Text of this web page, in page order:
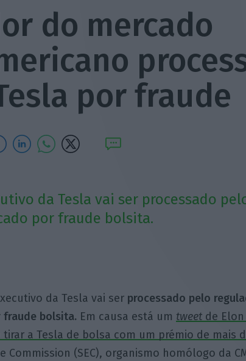
do mercado
por fraude
da Tesla vai ser processado
por fraude bolsita.
da Tesla vai serprocessado pelo
fraude bolsita. Em causa está um tweetde Elon
a Tesla de bolsa com um prémio de mais
Commission (SEC), organismo homólogo da